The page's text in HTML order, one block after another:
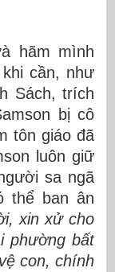
hãm mình
cần, như
Sách, trích
bị cô
tôn giáo đã
luôn giữ
sa ngã
thể ban ân
xin xử cho
phường bất
con, chính